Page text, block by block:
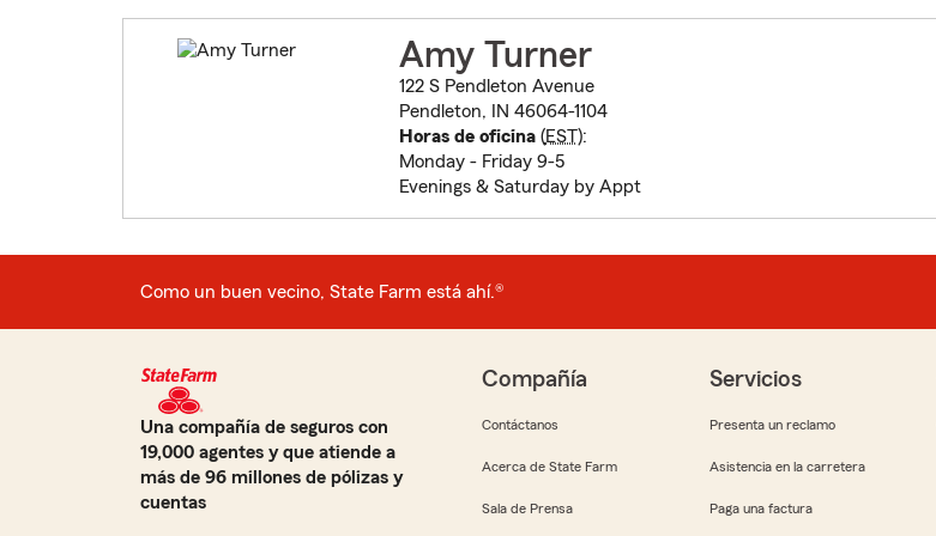
Amy Turner
122 S Pendleton Avenue
Pendleton, IN 46064-1104
Horas de oficina(EST):
Monday - Friday 9-5
Evenings & Saturday by Appt
Como un buen vecino, State Farm está ahí.®
Una compañía de seguros con
19,000 agentes y que atiende a
más de 96 millones de pólizas y
cuentas
Compañía
Contáctanos
Acerca de State Farm
Sala de Prensa
Servicios
Presenta un reclamo
Asistencia en la carretera
Paga una factura